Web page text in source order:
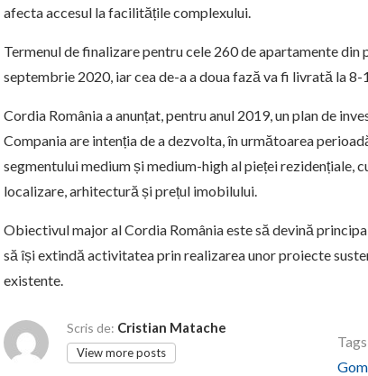
afecta accesul la facilitățile complexului.
Termenul de finalizare pentru cele 260 de apartamente
septembrie 2020, iar cea de-a a doua fază va fi livrată la 8-
Cordia România a anunțat, pentru anul 2019, un plan de
Compania are intenția de a dezvolta, în următoarea
segmentului medium și medium-high al pieței rezidențiale,
localizare, arhitectură și prețul imobilului.
Obiectivul major al Cordia România este să devină
să își extindă activitatea prin realizarea unor proiecte
existente.
Scris de: Cristian Matache
View more posts